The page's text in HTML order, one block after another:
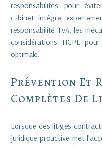
responsabilités pour
cabinet intègre
responsabilité TVA, les
considérations TICPE
optimale.
Prévention Et
Complètes De
Lorsque des litiges
juridique proactive met